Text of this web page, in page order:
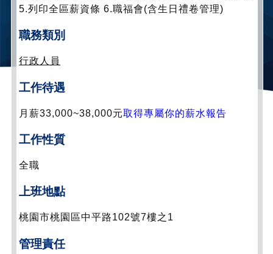
5.列印全區薪資條 6.職福會(含生日禮卷管理)
職務類別
行政人員
工作待遇
月薪33,000~38,000元取得專屬你的薪水報告
工作性質
全職
上班地點
桃園市桃園區中平路102號7樓之1
管理責任